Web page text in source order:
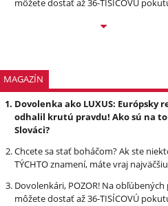
môžete dostať až 36-TISÍCOVÚ
MAGAZÍN
Dovolenka ako LUXUS: Európsky
odhalil krutú pravdu! Ako sú na
Slováci?
Chcete sa stať boháčom? Ak ste
TÝCHTO znamení, máte vraj
Dovolenkári, POZOR! Na obľúbených
môžete dostať až 36-TISÍCOVÚ